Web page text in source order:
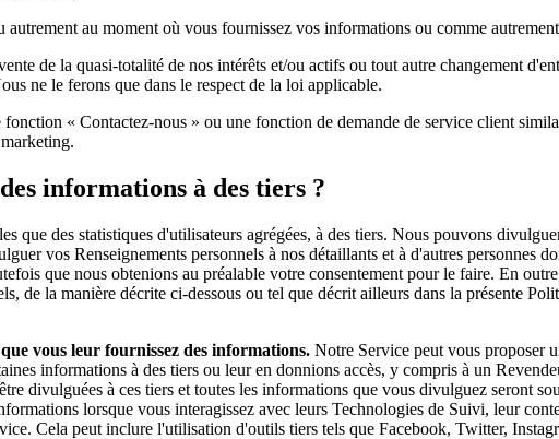
autrement au moment où vous fournissez vos informations ou comme
de la quasi-totalité de nos intérêts et/ou actifs ou tout autre changement
ne le ferons que dans le respect de la loi applicable.
« Contactez-nous » ou une fonction de demande de service client
informations à des tiers ?
que des statistiques d'utilisateurs agrégées, à des tiers. Nous pouvons
vos Renseignements personnels à nos détaillants et à d'autres personnes
que nous obtenions au préalable votre consentement pour le faire. En
de la manière décrite ci-dessous ou tel que décrit ailleurs dans la présente
vous leur fournissez des informations. Notre Service peut vous proposer
informations à des tiers ou leur en donnions accès, y compris à un
divulguées à ces tiers et toutes les informations que vous divulguez seront
lorsque vous interagissez avec leurs Technologies de Suivi, leur
Cela peut inclure l'utilisation d'outils tiers tels que Facebook, Twitter,